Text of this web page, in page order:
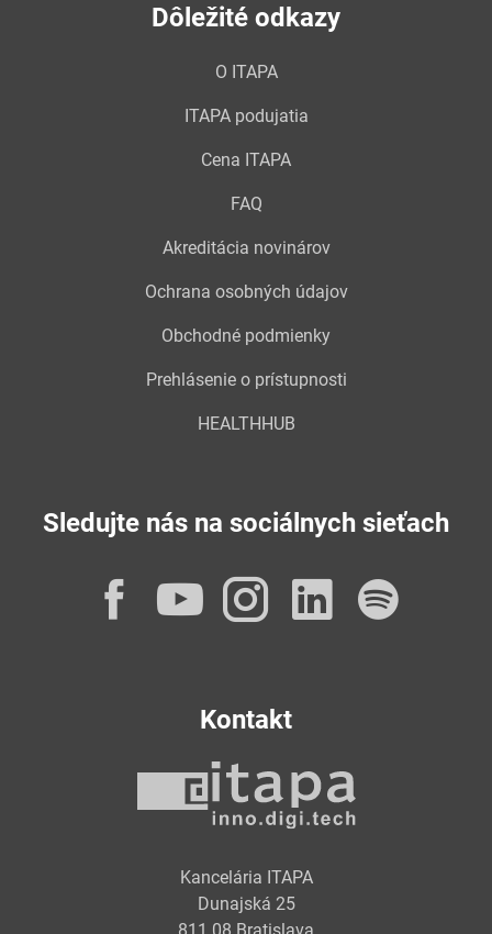
Dôležité odkazy
O ITAPA
ITAPA podujatia
Cena ITAPA
FAQ
Akreditácia novinárov
Ochrana osobných údajov
Obchodné podmienky
Prehlásenie o prístupnosti
HEALTHHUB
Sledujte nás na sociálnych sieťach
Facebook
YouTube
Instagram
Kontakt
Kancelária ITAPA
Dunajská 25